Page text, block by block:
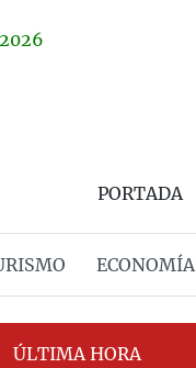
2026
PORTADA
ECONOMÍA
ÚLTIMA HORA